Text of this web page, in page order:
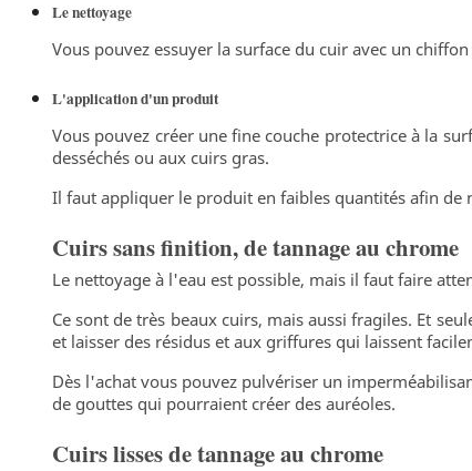
Le nettoyage
Vous pouvez essuyer la surface du cuir avec un
L'application d'un produit
Vous pouvez créer une fine couche protectrice à la
desséchés ou aux cuirs gras.
Il faut appliquer le produit en faibles quantités afin de
Cuirs sans finition, de tannage au chrome
Le nettoyage à l'eau est possible, mais il faut faire
Ce sont de très beaux cuirs, mais aussi fragiles. Et
et laisser des résidus et aux griffures qui laissent
Dès l'achat vous pouvez pulvériser un
de gouttes qui pourraient créer des auréoles.
Cuirs lisses de tannage au chrome